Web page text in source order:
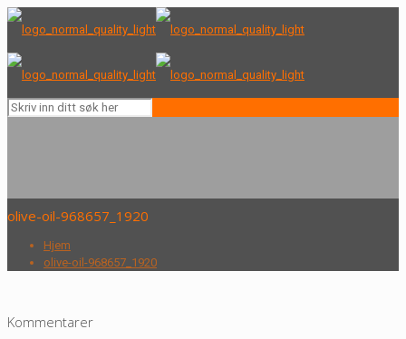
olive-oil-968657_1920
Hjem
olive-oil-968657_1920
Kommentarer